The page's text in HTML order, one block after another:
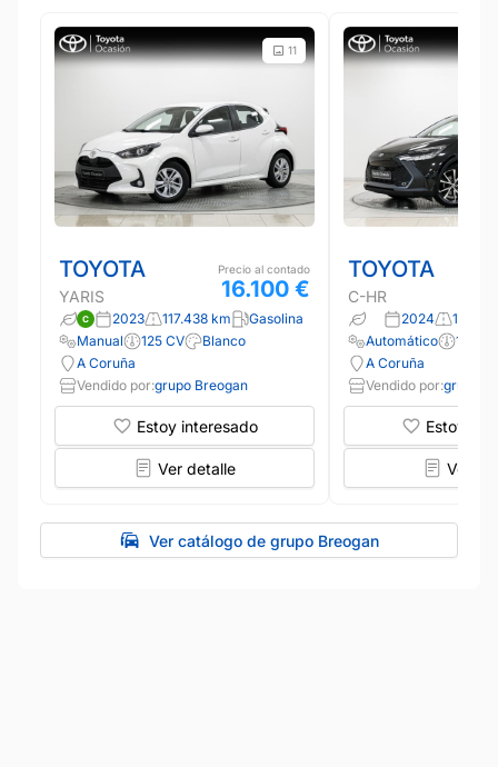
11
TOYOTA
YARIS
Precio al contado
16.100 €
2023 117.438 km
Gasolina
Manual
125 CV
Blanco
A Coruña
Vendido por:grupo Breogan
Estoy interesado
Ver detalle
TOYOTA
C-HR
2024
15.113
Automático
140
A Coruña
Vendido por:grupo
Estoy
Ver
Ver catálogo de grupo Breogan